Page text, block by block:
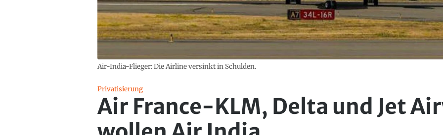
Air-India-Flieger: Die Airline versinkt in Schulden.
Privatisierung
Air France-KLM, Delta und Jet